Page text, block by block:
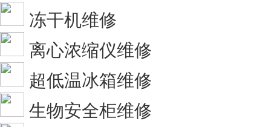
冻干机维修
离心浓缩仪维修
超低温冰箱维修
生物安全柜维修